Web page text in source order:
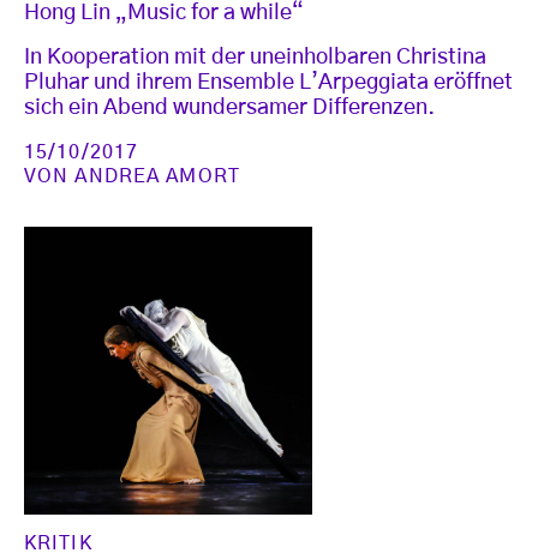
Hong Lin „Music for a while“
In Kooperation mit der uneinholbaren Christina
Pluhar und ihrem Ensemble L’Arpeggiata eröffnet
sich ein Abend wundersamer Differenzen.
15/10/2017
VONANDREA AMORT
KRITIK